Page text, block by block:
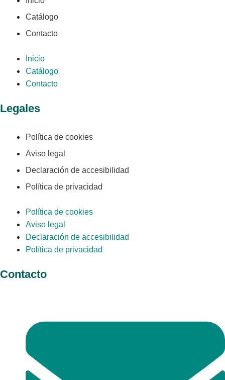
Catálogo
Contacto
Inicio
Catálogo
Contacto
Legales
Política de cookies
Aviso legal
Declaración de accesibilidad
Política de privacidad
Política de cookies
Aviso legal
Declaración de accesibilidad
Política de privacidad
Contacto